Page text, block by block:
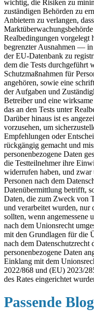
wichtig, die Risiken zu
zuständigen Behörden zu
Anbietern zu verlangen,
Realbedingungen
begrenzter Ausnahmen — in
der EU-Datenbank zu
dem die Tests durchgeführt
Schutzmaßnahmen für
angehören, sowie eine
der Aufgaben und
Betreiber und eine
das an den Tests unter
Darüber hinaus ist es
vorzusehen, um
Empfehlungen oder
rückgängig gemacht und
personenbezogene Daten
die Testteilnehmer ihre
widerrufen haben, und zwar
Personen nach dem
Datenübermittlung betrifft,
Daten, die zum Zweck von
und verarbeitet wurden, nur
sollten, wenn angemessene
nach dem Unionsrecht
mit den Grundlagen für die
nach dem
personenbezogene Daten
Einklang mit dem
2022/868 und (EU) 2023/
des Rates eingerichtet
Passende